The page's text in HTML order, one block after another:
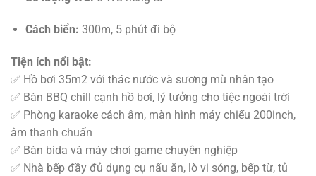
Cách biển: 300m, 5 phút đi bộ
Tiện ích nổi bật:
✅ Hồ bơi 35m2 với thác nước và sương mù nhân tạo
✅ Bàn BBQ chill cạnh hồ bơi, lý tưởng cho tiệc ngoài trời
✅ Phòng karaoke cách âm, màn hình máy chiếu 200inch,
âm thanh chuẩn
✅ Bàn bida và máy chơi game chuyên nghiệp
✅ Nhà bếp đầy đủ dụng cụ nấu ăn, lò vi sóng, bếp từ, tủ